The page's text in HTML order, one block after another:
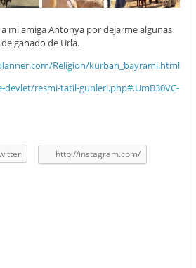
mi amiga Antonya por dejarme algunas
ganado de Urla.
Religion/kurban_bayrami.html
resmi-tatil-gunleri.php#.UmB30VC-
http://instagram.com/